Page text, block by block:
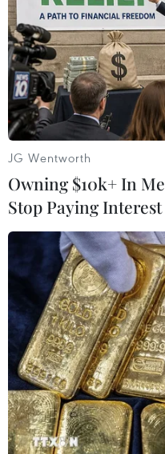
(Ảnh:
Người dân Phường
đến lượt xét nghiệm
JG Wentworth
Owning $10k+ In
Stop Paying